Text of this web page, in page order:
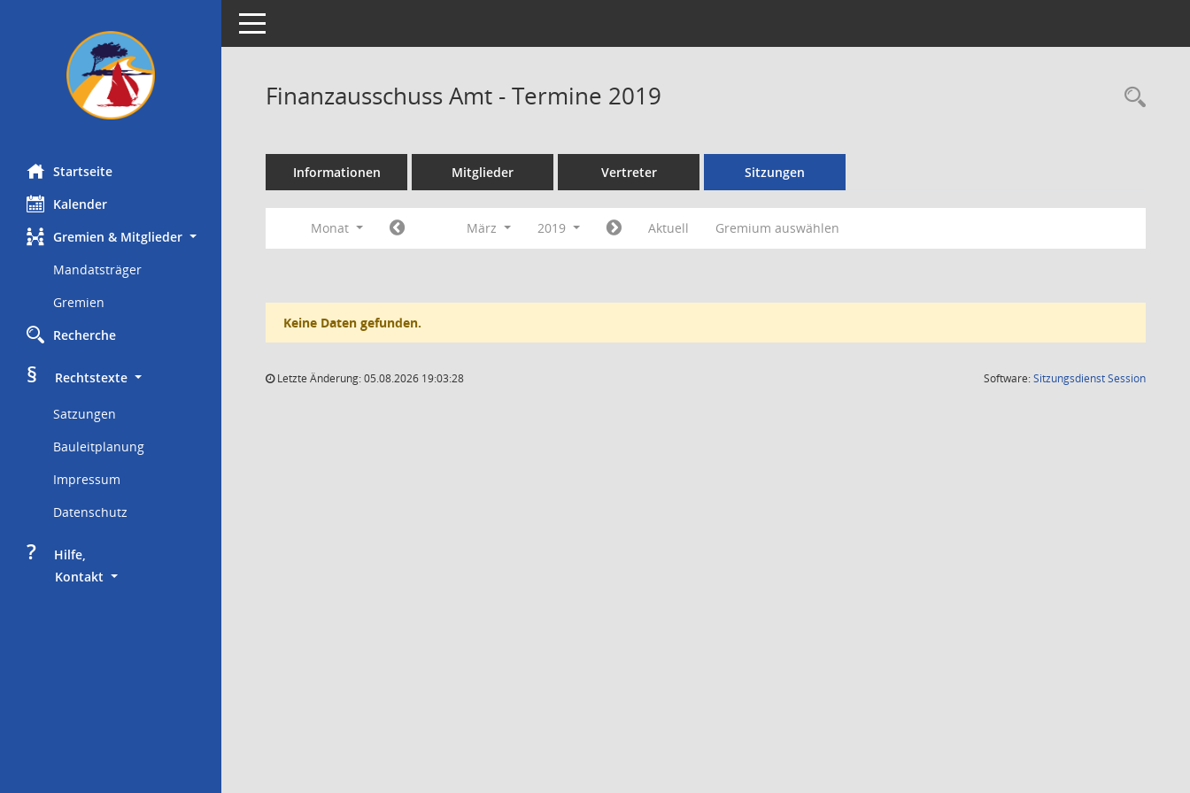
Startseite
Kalender
Gremien & Mitglieder
Mandatsträger
Gremien
Recherche
§
     Rechtstexte
Satzungen
Bauleitplanung
Impressum
Datenschutz
?
     Hilfe,
Kontakt
Toggle navigation
Finanzausschuss Amt - Termine 2019
Informationen Mitglieder Vertreter Sitzungen
Monat März 2019 Aktuell Gremium auswählen
Keine Daten gefunden.
Letzte Änderung: 05.08.2026 19:03:28 Software:SitzungsdienstSession(Wird in